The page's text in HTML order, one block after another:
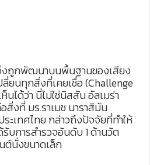
งถูกพัฒนาบนพื้นฐานของเสียง
ลี่ยนทุกสิ่งที่เคยเชื่อ (Challenge
ได้ว่า นี่ไม่ใช่นิสสัน อัลเมร่า
งที่ มร.ราเมช นาราสิมัน
ะเทศไทย กล่าวถึงปัจจัยที่ทำให้
บการสำรวจอันดับ 1 ด้านวัต
ต์นั่งขนาดเล็ก